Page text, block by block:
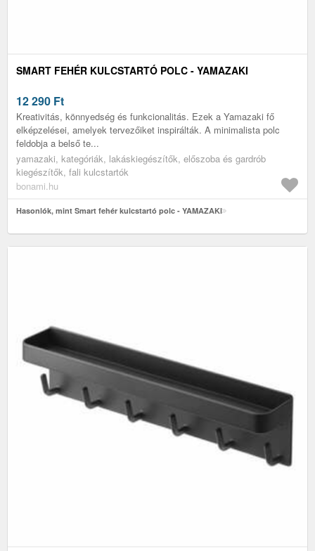
SMART FEHÉR KULCSTARTÓ POLC - YAMAZAKI
12 290 Ft
Kreativitás, könnyedség és funkcionalitás. Ezek a Yamazaki fő
elképzelései, amelyek tervezőiket inspirálták. A minimalista polc
feldobja a belső te...
yamazaki, kategóriák, lakáskiegészítők, előszoba és gardrób
kiegészítők, fali kulcstartók
bonami.hu
Hasonlók, mint Smart fehér kulcstartó polc - YAMAZAKI